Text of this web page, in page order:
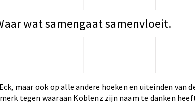
wat samengaat samenvloeit.
maar ook op alle andere hoeken en uiteinden van
tegen waaraan Koblenz zijn naam te danken